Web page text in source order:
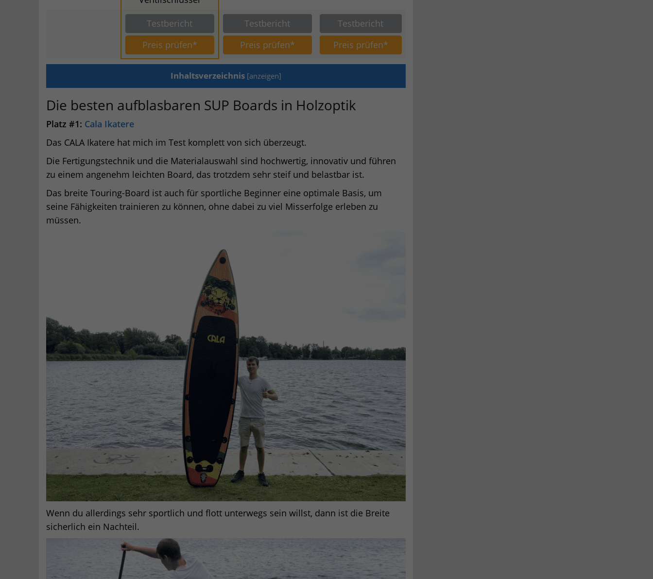
Testbericht
Preis prüfen*
Testbericht
Preis prüfen*
Testbericht
Preis prüfen*
Inhaltsverzeichnis [anzeigen]
Die besten aufblasbaren SUP Boards in Holzoptik
Platz #1: Cala Ikatere
Das CALA Ikatere hat mich im Test komplett von sich überzeugt.
Die Fertigungstechnik und die Materialauswahl sind hochwertig, innovativ und führen
zu einem angenehm leichten Board, das trotzdem sehr steif und belastbar ist.
Das breite Touring-Board ist auch für sportliche Beginner eine optimale Basis, um
seine Fähigkeiten trainieren zu können, ohne dabei zu viel Misserfolge erleben zu
müssen.
Wenn du allerdings sehr sportlich und flott unterwegs sein willst, dann ist die Breite
sicherlich ein Nachteil.